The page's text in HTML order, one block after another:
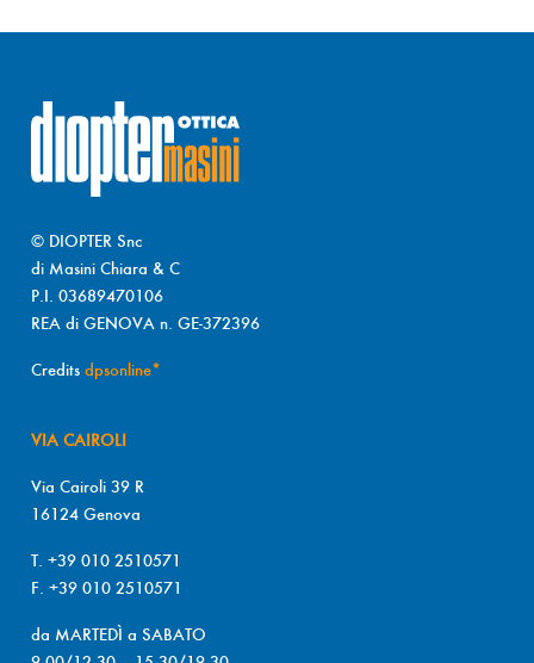
© DIOPTER Snc
di Masini Chiara & C
P.I. 03689470106
REA di GENOVA n. GE-372396
Credits dpsonline*
VIA CAIROLI
Via Cairoli 39 R
16124 Genova
T. +39 010 2510571
F. +39 010 2510571
da MARTEDÌ a SABATO